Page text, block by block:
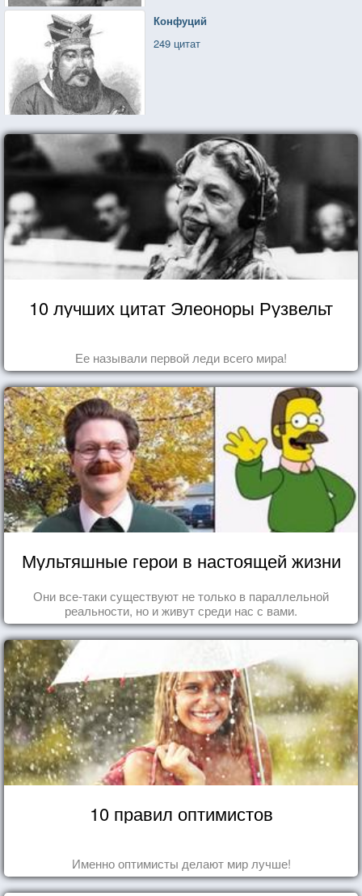
Конфуций
249 цитат
10 лучших цитат Элеоноры Рузвельт
Ее называли первой леди всего мира!
Мультяшные герои в настоящей жизни
Они все-таки существуют не только в параллельной
реальности, но и живут среди нас с вами.
10 правил оптимистов
Именно оптимисты делают мир лучше!